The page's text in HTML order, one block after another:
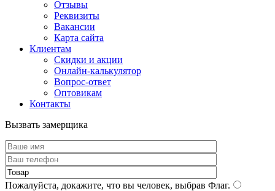
Отзывы
Реквизиты
Вакансии
Карта сайта
Клиентам
Скидки и акции
Онлайн-калькулятор
Вопрос-ответ
Оптовикам
Контакты
Вызвать замерщика
Пожалуйста, докажите, что вы человек, выбрав Флаг.